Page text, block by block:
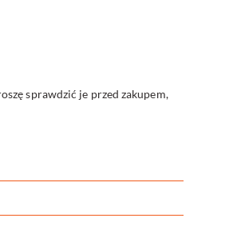
sprawdzić je przed zakupem,